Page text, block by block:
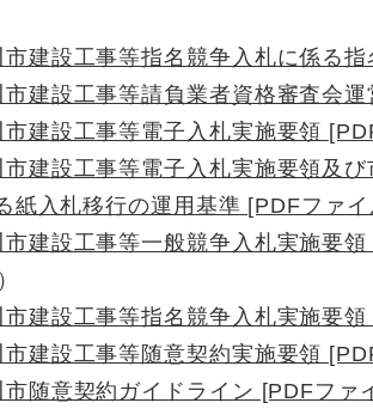
市建設工事等指名競争入札に係る
市建設工事等請負業者資格審査会
市建設工事等電子入札実施要領
市建設工事等電子入札実施要領及
紙入札移行の運用基準 [PDFファ
市建設工事等一般競争入札実施要
市建設工事等指名競争入札実施要
市建設工事等随意契約実施要領
市随意契約ガイドライン [PDFファ